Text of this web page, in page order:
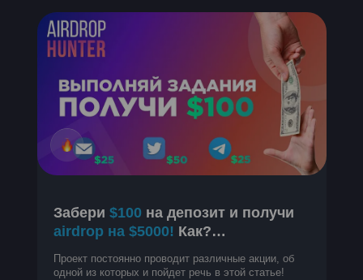
Забери $100 на депозит и получи
airdrop на $5000! Как?
Разбираемся
Проект постоянно проводит различные акции, об
одной из которых и пойдет речь в этой статье!